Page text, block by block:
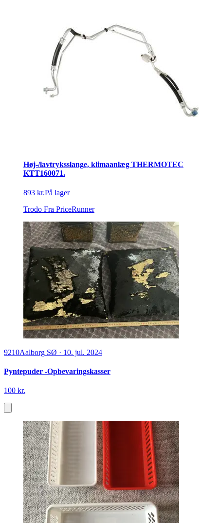
Høj-/lavtryksslange, klimaanlæg THERMOTEC
KTT160071.
893 kr.På lager
Trodo Fra PriceRunner
9210Aalborg SØ · 10. jul. 2024
Pyntepuder -Opbevaringskasser
100 kr.